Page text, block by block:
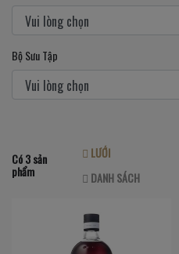
Bộ Sưu Tập
Có 3 sản
phẩm
LƯỚI
DANH SÁCH